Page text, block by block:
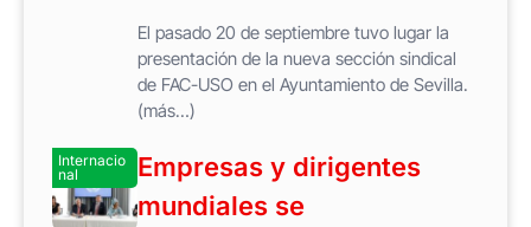
El pasado 20 de septiembre tuvo lugar la
presentación de la nueva sección sindical
de FAC-USO en el Ayuntamiento de Sevilla.
(más…)
Internacio
nal
Empresas y dirigentes
mundiales se